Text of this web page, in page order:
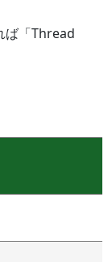
ば「Thread